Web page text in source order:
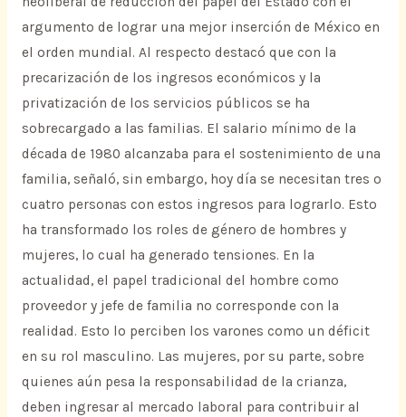
argumento de lograr una mejor inserción de México en
el orden mundial. Al respecto destacó que con la
precarización de los ingresos económicos y la
privatización de los servicios públicos se ha
sobrecargado a las familias. El salario mínimo de la
década de 1980 alcanzaba para el sostenimiento de una
familia, señaló, sin embargo, hoy día se necesitan tres o
cuatro personas con estos ingresos para lograrlo. Esto
ha transformado los roles de género de hombres y
mujeres, lo cual ha generado tensiones. En la
actualidad, el papel tradicional del hombre como
proveedor y jefe de familia no corresponde con la
realidad. Esto lo perciben los varones como un déficit
en su rol masculino. Las mujeres, por su parte, sobre
quienes aún pesa la responsabilidad de la crianza,
deben ingresar al mercado laboral para contribuir al